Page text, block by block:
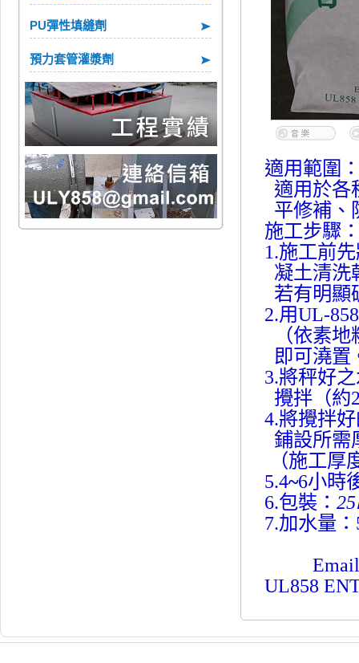
PU彈性填縫劑
預力套管灌漿劑
適用範圍
適用於各
平修補、
施工步驟
1.施工前
凝土清洗
若有明顯
2.用UL-
（依素
即可澆置
3.將秤好
攪拌（約
4.將攪拌
鋪設所需
（施工厚
5.4~6小時
6.包裝： 25
7.加水量
Email：
UL858